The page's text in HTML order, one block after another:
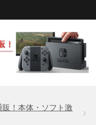
！本体・ソフト激